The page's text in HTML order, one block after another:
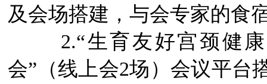
及会场搭建，与会专家的食
2.“生育友好宫颈健康
会”（线上会2场）会议平台